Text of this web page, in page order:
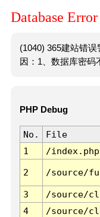
Database Error
(1040) 365建站错
因：1、数据库密码
PHP Debug
No. File
1
/index.php
2 /source/
3 /source/
4
/source/